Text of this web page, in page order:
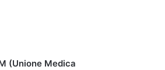
(Unione Medica